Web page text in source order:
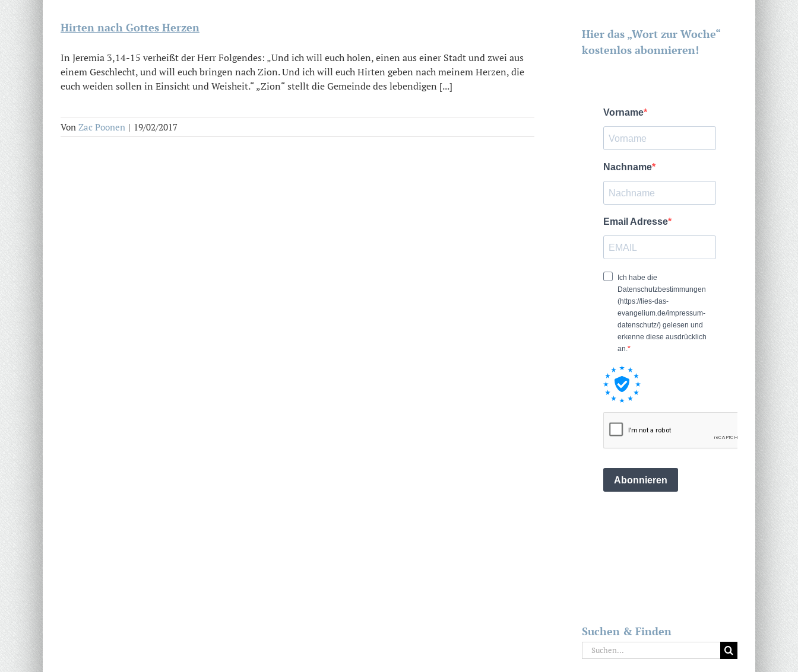
Hirten nach Gottes Herzen
In Jeremia 3,14-15 verheißt der Herr Folgendes: „Und ich will euch holen, einen aus einer Stadt und zwei aus
einem Geschlecht, und will euch bringen nach Zion. Und ich will euch Hirten geben nach meinem Herzen, die
euch weiden sollen in Einsicht und Weisheit.“ „Zion“ stellt die Gemeinde des lebendigen [...]
Von Zac Poonen | 19/02/2017
Hier das „Wort zur Woche“
kostenlos abonnieren!
Suchen & Finden
Suche
nach: